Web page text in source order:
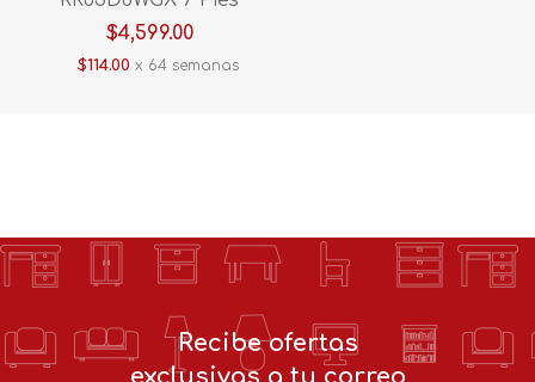
Silver
$4,599.00
$114.00 x 64 semanas
Recibe ofertas
exclusivas a tu correo